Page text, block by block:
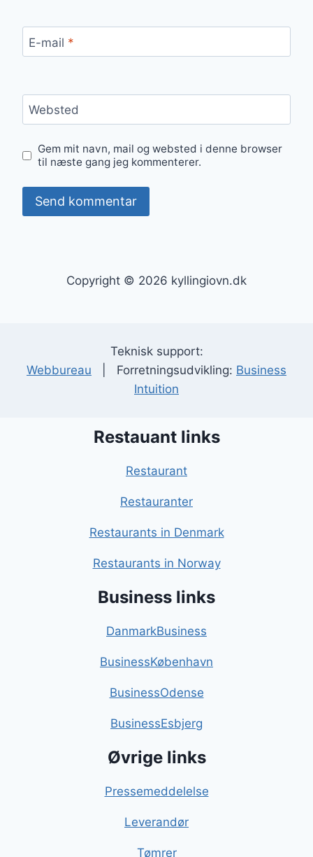
E-mail *
Websted
Gem mit navn, mail og websted i denne browser
til næste gang jeg kommenterer.
Copyright © 2026 kyllingiovn.dk
Teknisk support:
Webbureau | Forretningsudvikling: Business
Intuition
Restauant links
Restaurant
Restauranter
Restaurants in Denmark
Restaurants in Norway
Business links
DanmarkBusiness
BusinessKøbenhavn
BusinessOdense
BusinessEsbjerg
Øvrige links
Pressemeddelelse
Leverandør
Tømrer